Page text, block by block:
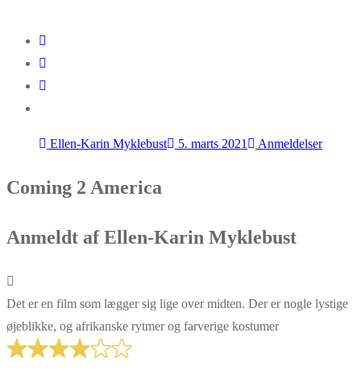
Ellen-Karin Myklebust 5. marts 2021 Anmeldelser
Coming 2 America
Anmeldt af Ellen-Karin Myklebust
Det er en film som lægger sig lige over midten. Der er nogle lystige
øjeblikke, og afrikanske rytmer og farverige kostumer